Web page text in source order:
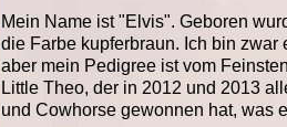
Mein Name ist "Elvis". Geboren
die Farbe kupferbraun. Ich bin
aber mein Pedigree ist vom
Little Theo, der in 2012 und 2013
und Cowhorse gewonnen hat, was